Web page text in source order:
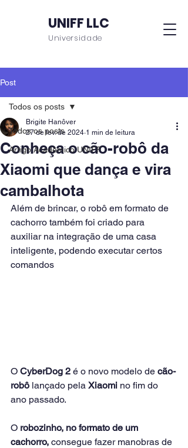
UNIFF LLC
Universidade
Post
Todos os posts
Artigo Acadêmico UNIFF
Todos os posts
Conheça o cão-robô da
Xiaomi que dança e vira
cambalhota
Brigite Hanôver
27 de fev. de 2024 1 min de leitura
Além de brincar, o robô em formato de
cachorro também foi criado para
auxiliar na integração de uma casa
inteligente, podendo executar certos
comandos
O CyberDog 2 é o novo modelo de cão-
robô lançado pela Xiaomi no fim do
ano passado.
O robozinho, no formato de um
cachorro, consegue fazer manobras de